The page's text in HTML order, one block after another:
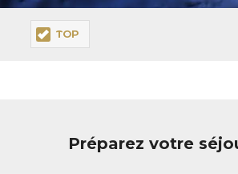
TOP
Préparez votre